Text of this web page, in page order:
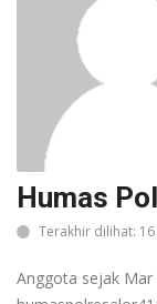
Terms &
Reskrim
Binkam
Lantas
Giat Ops
Mitra Polisi
Humas
Terakhir dilihat:
Anggota sejak Mar